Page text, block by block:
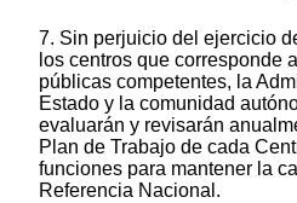
7. Sin perjuicio del ejercicio
los centros que corresponde
públicas competentes, la
Estado y la comunidad
evaluarán y revisarán
Plan de Trabajo de cada
funciones para mantener la
Referencia Nacional.